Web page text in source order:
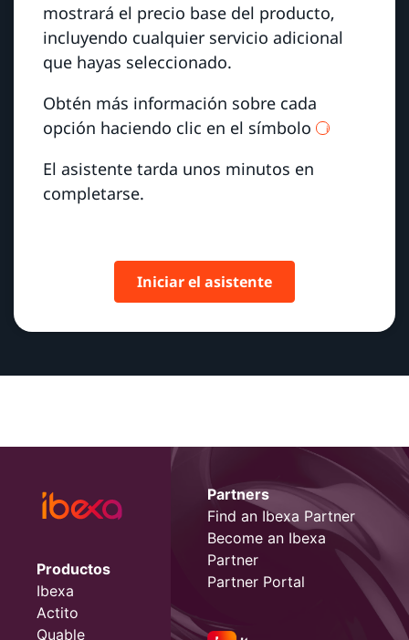
mostrará el precio base del producto,
incluyendo cualquier servicio adicional
que hayas seleccionado.
Obtén más información sobre cada
opción haciendo clic en el símbolo
i
El asistente tarda unos minutos en
completarse.
Iniciar el asistente